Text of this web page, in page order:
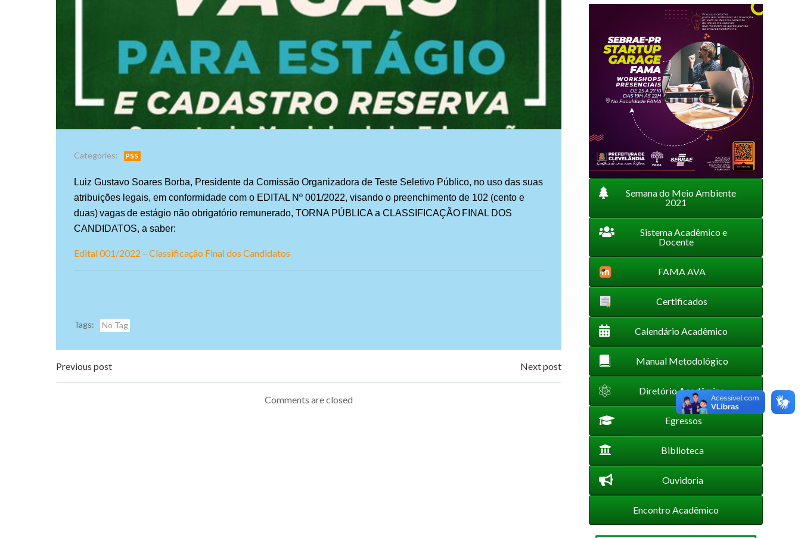
Categories: PSS
Luiz Gustavo Soares Borba, Presidente da Comissão Organizadora de Teste Seletivo Público, no uso das suas
atribuições legais, em conformidade com o EDITAL Nº 001/2022, visando o preenchimento de 102 (cento e
duas)vagasde estágio não obrigatório remunerado, TORNA PÚBLICAa CLASSIFICAÇÃO FINAL DOS
CANDIDATOS, a saber:
Edital 001/2022 – Classificação Final dos Candidatos
Tags: No Tag
Navegação
Previous post
de
Next post
Comments are closed
Semana do Meio Ambiente
2021
Sistema Acadêmico e
Docente
FAMA AVA
Certificados
Calendário Acadêmico
Manual Metodológico
Diretório Acadêmico
Egressos
Biblioteca
Ouvidoria
Encontro Acadêmico